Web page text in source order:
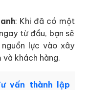
: Khi đã có một
từ đầu, bạn sẽ
lực vào xây
và khách hàng.
vấn thành lập